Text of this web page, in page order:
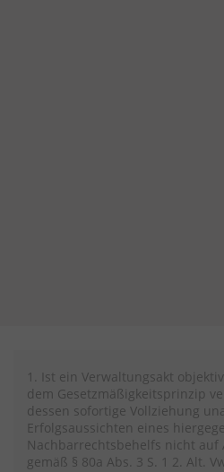
1. Ist ein Verwaltungsakt
dem Gesetzmäßigkeitsprinzip
dessen sofortige Vollziehung
Erfolgsaussichten eines
Nachbarrechtsbehelfs nicht auf
gemäß § 80a Abs. 3 S. 1 2. Alt.